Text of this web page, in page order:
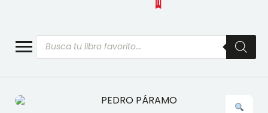
Búsqueda
de
productos